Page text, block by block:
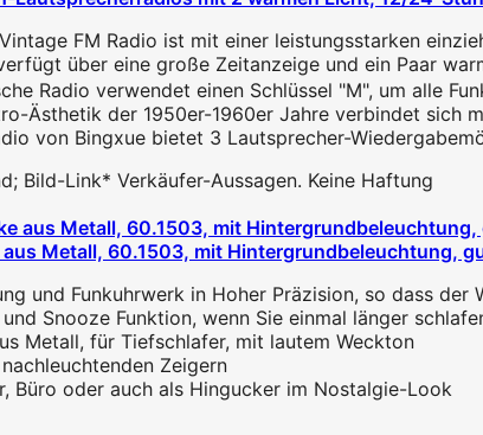
FM Radio ist mit einer leistungsstarken
über eine große Zeitanzeige und ein Paar
Radio verwendet einen Schlüssel "M", um alle
Ästhetik der 1950er-1960er Jahre verbindet sich
von Bingxue bietet 3 Lautsprecher-
Bild-Link* Verkäufer-Aussagen. Keine Haftung
Metall, 60.1503, mit Hintergrundbeleuchtung,
und Funkuhrwerk in Hoher Präzision, so dass der
Snooze Funktion, wenn Sie einmal länger
Metall, für Tiefschlafer, mit lautem Weckton
Zeigern
Büro oder auch als Hingucker im Nostalgie-Look